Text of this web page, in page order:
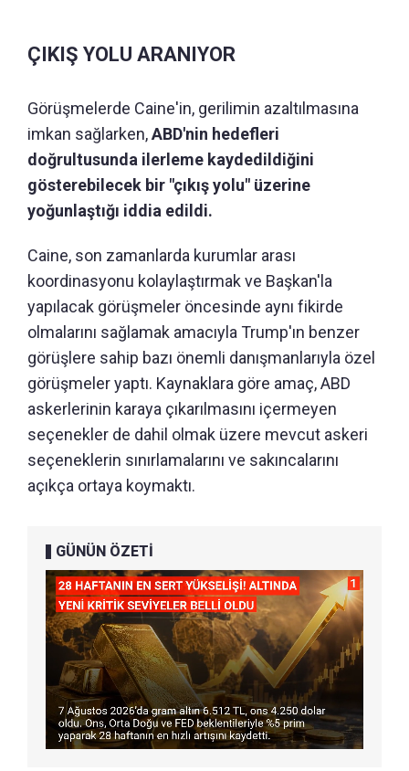
ÇIKIŞ YOLU ARANIYOR
Görüşmelerde Caine'in, gerilimin azaltılmasına
imkan sağlarken,ABD'nin hedefleri
doğrultusunda ilerleme kaydedildiğini
gösterebilecek bir "çıkış yolu" üzerine
yoğunlaştığı iddia edildi.
Caine, son zamanlarda kurumlar arası
koordinasyonu kolaylaştırmak ve Başkan'la
yapılacak görüşmeler öncesinde aynı fikirde
olmalarını sağlamak amacıyla Trump'ın benzer
görüşlere sahip bazı önemli danışmanlarıyla özel
görüşmeler yaptı. Kaynaklara göre amaç, ABD
askerlerinin karaya çıkarılmasını içermeyen
seçenekler de dahil olmak üzere mevcut askeri
seçeneklerin sınırlamalarını ve sakıncalarını
açıkça ortaya koymaktı.
GÜNÜN ÖZETİ